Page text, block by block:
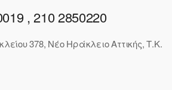
, 210 2850220
378, Νέο Ηράκλειο Αττικής, Τ.Κ.